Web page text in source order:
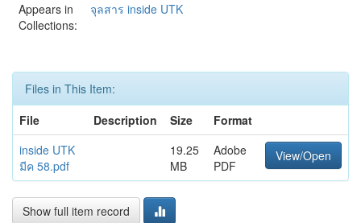
Appears in
Collections:
จุลสาร inside UTK
Files in This Item:
File
Description Size
Format
inside UTK
มีค 58.pdf
19.25
MB
Adobe
PDF
View/Open
Show full item record